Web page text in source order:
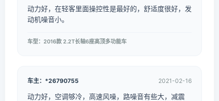
动力好，在轻客里面操控性是最好的，舒适度很好，发
动机噪音小。
车型：2016款 2.2T长轴6座高顶多功能车
车主：*26790755 2021-02-16
动力好，空调够冷，高速风噪，路噪音有些大，减震